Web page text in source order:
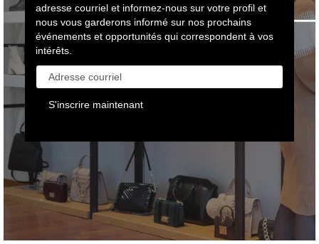
adresse courriel et informez-nous sur votre profil et
nous vous garderons informé sur nos prochains
événements et opportunités qui correspondent à vos
intérêts.